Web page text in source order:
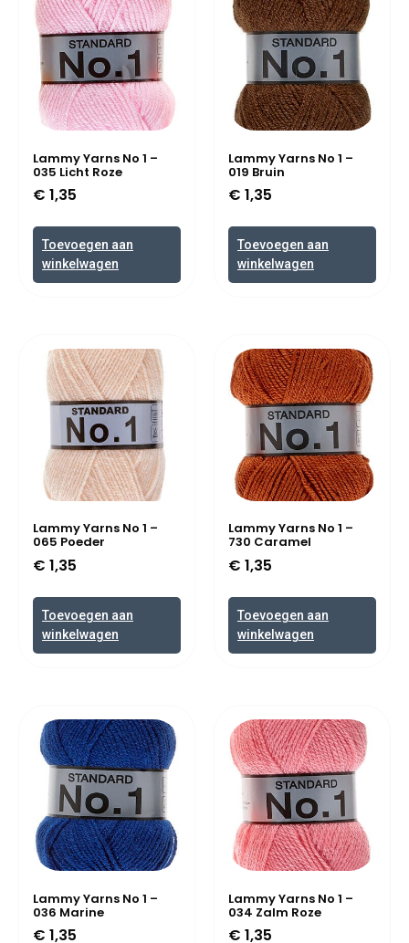
Lammy Yarns No 1 –
035 Licht Roze
€ 1,35
Toevoegen aan
winkelwagen
Lammy Yarns No 1 –
019 Bruin
€ 1,35
Toevoegen aan
winkelwagen
Lammy Yarns No 1 –
065 Poeder
€ 1,35
Toevoegen aan
winkelwagen
Lammy Yarns No 1 –
730 Caramel
€ 1,35
Toevoegen aan
winkelwagen
Lammy Yarns No 1 –
036 Marine
€ 1,35
Lammy Yarns No 1 –
034 Zalm Roze
€ 1,35